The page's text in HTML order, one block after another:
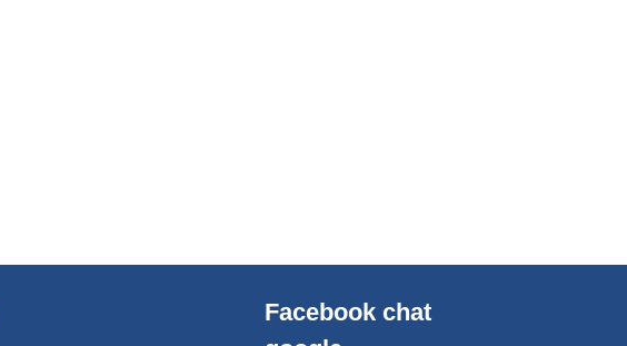
Facebook chat